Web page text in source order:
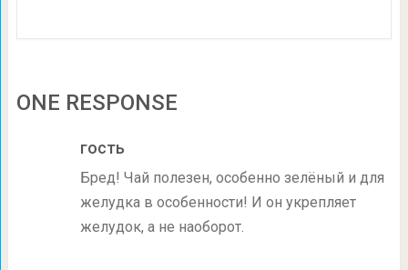
ONE RESPONSE
гость
Бред! Чай полезен, особенно зелёный и для
желудка в особенности! И он укрепляет
желудок, а не наоборот.